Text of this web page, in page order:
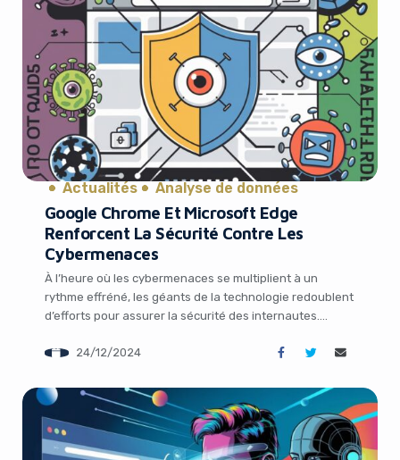
Actualités Analyse de données
Google Chrome Et Microsoft Edge
Renforcent La Sécurité Contre Les
Cybermenaces
À l’heure où les cybermenaces se multiplient à un
rythme effréné, les géants de la technologie redoublent
d’efforts pour assurer la sécurité des internautes.
les plus populaires, ont décidé de miser sur l’intelligence
malveillants et les tentatives d’arnaque en […]
24/12/2024It looks like you're
using an ad-blocker!